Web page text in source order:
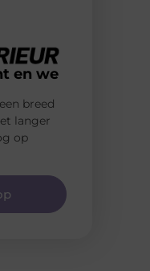
en we
breed
langer
op